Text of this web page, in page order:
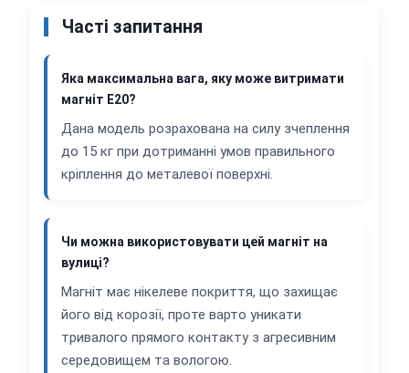
Часті запитання
Яка максимальна вага, яку може витримати
магніт Е20?
Дана модель розрахована на силу зчеплення
до 15 кг при дотриманні умов правильного
кріплення до металевої поверхні.
Чи можна використовувати цей магніт на
вулиці?
Магніт має нікелеве покриття, що захищає
його від корозії, проте варто уникати
тривалого прямого контакту з агресивним
середовищем та вологою.